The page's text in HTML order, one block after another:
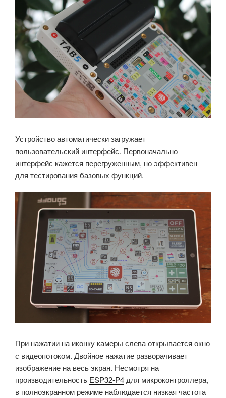
Устройство автоматически загружает
пользовательский интерфейс. Первоначально
интерфейс кажется перегруженным, но эффективен
для тестирования базовых функций.
При нажатии на иконку камеры слева открывается окно
с видеопотоком. Двойное нажатие разворачивает
изображение на весь экран. Несмотря на
производительность ESP32-P4для микроконтроллера,
в полноэкранном режиме наблюдается низкая частота